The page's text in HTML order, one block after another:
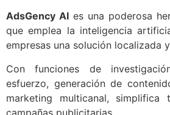
AdsGency AI es una poderosa
que emplea la inteligencia
empresas una solución localizada
Con funciones de
esfuerzo, generación de
marketing multicanal,
campañas publicitarias.